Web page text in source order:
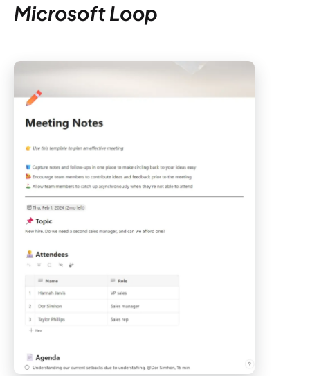
Microsoft Loop